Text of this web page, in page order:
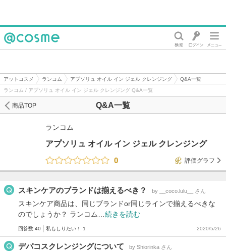
アットコスメ ランコム アプソリュ オイル イン ジェル クレンジング
Q&A一覧
ランコム / アプソリュ オイル イン ジェル クレンジング Q&A一覧
Q&A一覧
商品TOP
ランコム
アプソリュ オイル イン ジェル クレンジング
0
評価グラフ
スキンケアのブランドは揃えるべき？ by __coco.lulu__ さん
スキンケア商品は、同じブランドor同じラインで揃えるべきな
のでしょうか？ ランコム… 続きを読む
回答数 40 私もしりたい！ 1 2020/5/26
デパコスクレンジングについて by Shiorinka さん